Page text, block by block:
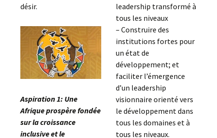
désir.
Aspiration 1: Une
Afrique prospère fondée
sur la croissance
inclusive et le
leadership transformé à
tous les niveaux
– Construire des
institutions fortes pour
un état de
développement; et
faciliter l’émergence
d’un leadership
visionnaire orienté vers
le développement dans
tous les domaines et à
tous les niveaux.